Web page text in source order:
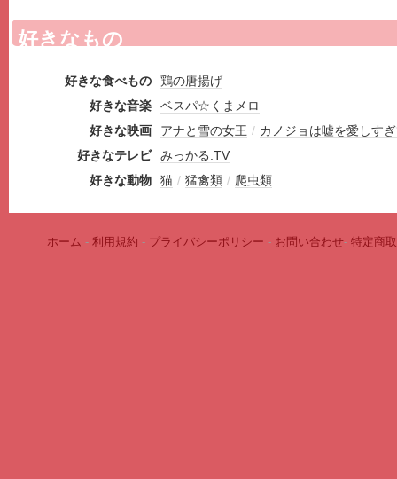
好きなもの
好きな食べもの
鶏の唐揚げ
好きな音楽
ベスパ☆くまメロ
好きな映画
アナと雪の女王 / カノジョは嘘を愛しす
好きなテレビ
みっかる.TV
好きな動物
猫 / 猛禽類 / 爬虫類
ホーム - 利用規約 - プライバシーポリシー - お問い合わせ- 特定商